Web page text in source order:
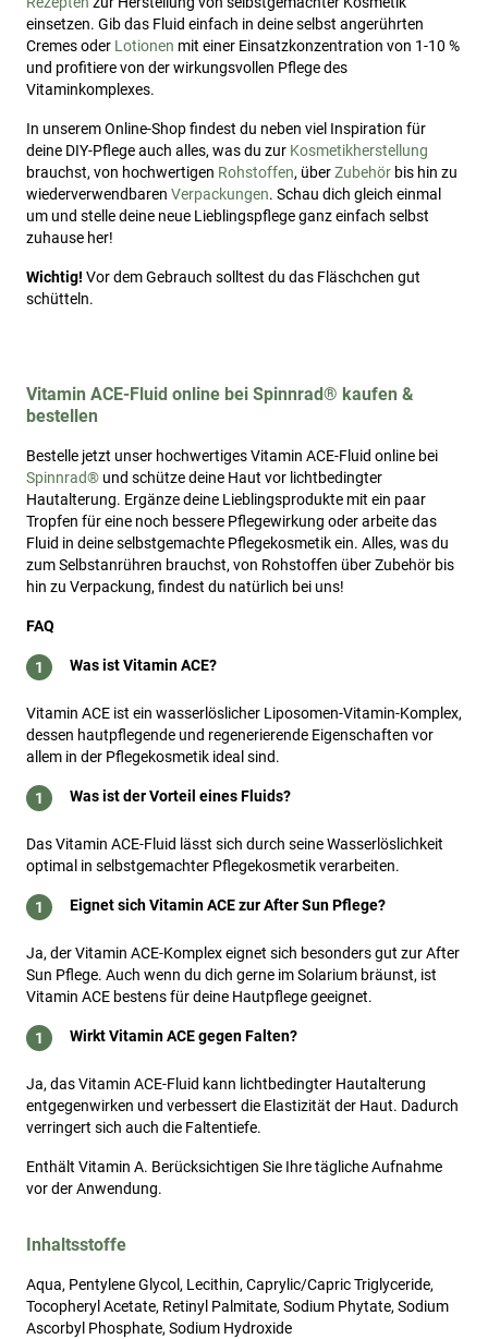
einsetzen. Gib das Fluid einfach in deine selbst angerührten
Cremes oder Lotionen mit einer Einsatzkonzentration von 1-10 %
und profitiere von der wirkungsvollen Pflege des
Vitaminkomplexes.
In unserem Online-Shop findest du neben viel Inspiration für
deine DIY-Pflege auch alles, was du zur Kosmetikherstellung
brauchst, von hochwertigen Rohstoffen, überZubehör bis hin zu
wiederverwendbaren Verpackungen. Schau dich gleich einmal
um und stelle deine neue Lieblingspflege ganz einfach selbst
zuhause her!
Wichtig! Vor dem Gebrauch solltest du das Fläschchen gut
schütteln.
Vitamin ACE-Fluid online bei Spinnrad® kaufen &
bestellen
Bestelle jetzt unser hochwertiges Vitamin ACE-Fluid online bei
Spinnrad® und schütze deine Haut vor lichtbedingter
Hautalterung. Ergänze deine Lieblingsprodukte mit ein paar
Tropfen für eine noch bessere Pflegewirkung oder arbeite das
Fluid in deine selbstgemachte Pflegekosmetik ein. Alles, was du
zum Selbstanrühren brauchst, von Rohstoffen über Zubehör bis
hin zu Verpackung, findest du natürlich bei uns!
FAQ
Was ist Vitamin ACE?
Vitamin ACE ist ein wasserlöslicher Liposomen-Vitamin-Komplex,
dessen hautpflegende und regenerierende Eigenschaften vor
allem in der Pflegekosmetik ideal sind.
Was ist der Vorteil eines Fluids?
Das Vitamin ACE-Fluid lässt sich durch seine Wasserlöslichkeit
optimal in selbstgemachter Pflegekosmetik verarbeiten.
Eignet sich Vitamin ACE zur After Sun Pflege?
Ja, der Vitamin ACE-Komplex eignet sich besonders gut zur After
Sun Pflege. Auch wenn du dich gerne im Solarium bräunst, ist
Vitamin ACE bestens für deine Hautpflege geeignet.
Wirkt Vitamin ACE gegen Falten?
Ja, das Vitamin ACE-Fluid kann lichtbedingter Hautalterung
entgegenwirken und verbessert die Elastizität der Haut. Dadurch
verringert sich auch die Faltentiefe.
Enthält Vitamin A. Berücksichtigen Sie Ihre tägliche Aufnahme
vor der Anwendung.
Inhaltsstoffe
Aqua, Pentylene Glycol, Lecithin, Caprylic/Capric Triglyceride,
Tocopheryl Acetate, Retinyl Palmitate, Sodium Phytate, Sodium
Ascorbyl Phosphate, Sodium Hydroxide